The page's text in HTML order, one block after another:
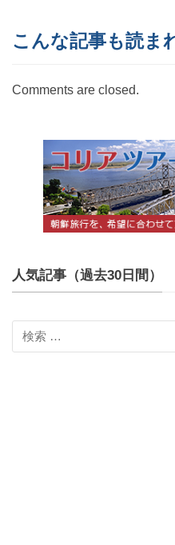
こんな記事も読ま
Comments are closed.
人気記事（過去30日間）
索: